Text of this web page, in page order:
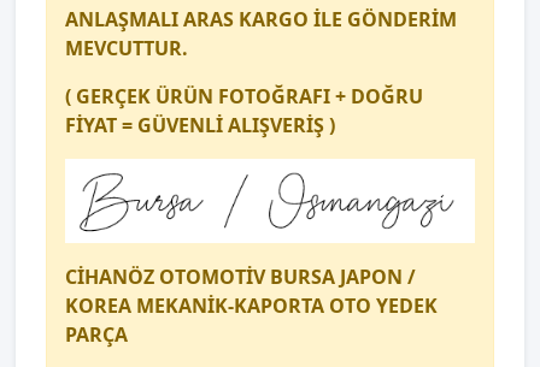
ANLAŞMALI ARAS KARGO İLE GÖNDERİM
MEVCUTTUR.
( GERÇEK ÜRÜN FOTOĞRAFI + DOĞRU
FİYAT = GÜVENLİ ALIŞVERİŞ )
CİHANÖZ OTOMOTİV BURSA JAPON /
KOREA MEKANİK-KAPORTA OTO YEDEK
PARÇA